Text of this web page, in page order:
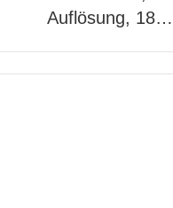
Auflösung, 18…